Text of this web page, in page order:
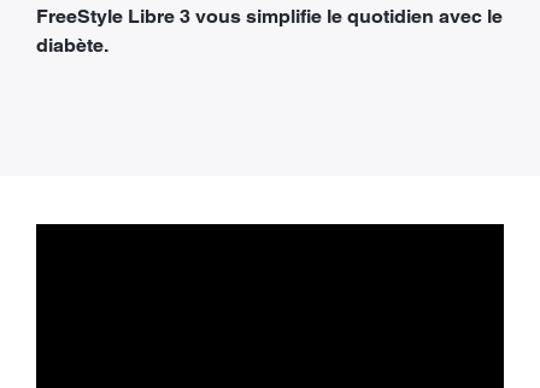
FreeStyle Libre 3 vous simplifie le quotidien avec le
diabète.